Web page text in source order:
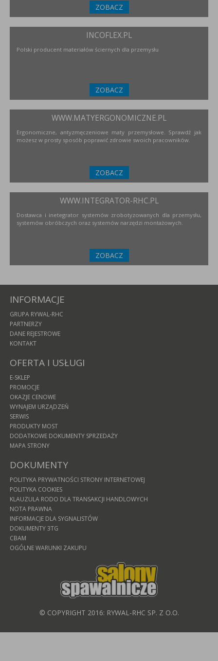
ZOBACZ
INCOFLEX.PL
Polski producent materiałów ściernych dla przemysłu
ZOBACZ
WWW.MATYERGONOMICZNE.PL
Ergonomiczne, antyzmęczeniowe maty przemysłowe. Sprawdź jak
możesz w prosty sposób poprawić zdrowie swoich pracowników.
ZOBACZ
WWW.INTEGRATOR-RHC.PL
Dostawca i inetegrator systemów zrobotyzowanych dla przemysłu,
systemów obróbczych oraz systemów narzędzi montażowych.
ZOBACZ
INFORMACJE
GRUPA RYWAL-RHC
PARTNERZY
DANE REJESTROWE
KONTAKT
OFERTA I USŁUGI
E-SKLEP
PROMOCJE
OKAZJE CENOWE
WYNAJEM URZĄDZEŃ
SERWIS
PRODUKTY MOST
DODATKOWE DOKUMENTY SPRZEDAŻY
MAPA STRONY
DOKUMENTY
POLITYKA PRYWATNOŚCI STRONY INTERNETOWEJ
POLITYKA COOKIES
KLAUZULA RODO DLA TRANSAKCJI HANDLOWYCH
NOTA PRAWNA
INFORMACJE DLA SYGNALISTÓW
DOKUMENTY 3TG
CBAM
OGÓLNE WARUNKI ZAKUPU
© COPYRIGHT 2016: RYWAL-RHC SP. Z O.O.